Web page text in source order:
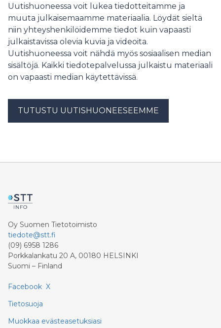
Uutishuoneessa voit lukea tiedotteitamme ja
muuta julkaisemaamme materiaalia. Löydät sieltä
niin yhteyshenkilöidemme tiedot kuin vapaasti
julkaistavissa olevia kuvia ja videoita.
Uutishuoneessa voit nähdä myös sosiaalisen median
sisältöjä. Kaikki tiedotepalvelussa julkaistu materiaali
on vapaasti median käytettävissä.
TUTUSTU UUTISHUONEESEEMME
Oy Suomen Tietotoimisto
tiedote@stt.fi
(09) 6958 1286
Porkkalankatu 20 A, 00180 HELSINKI
Suomi – Finland
Facebook X
Tietosuoja
Muokkaa evästeasetuksiasi